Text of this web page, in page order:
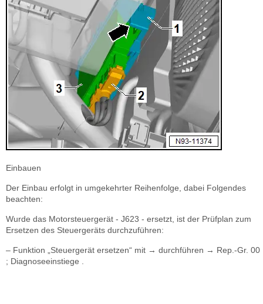
Einbauen
Der Einbau erfolgt in umgekehrter Reihenfolge, dabei Folgendes
beachten:
Wurde das Motorsteuergerät - J623 - ersetzt, ist der Prüfplan zum
Ersetzen des Steuergeräts durchzuführen:
– Funktion „Steuergerät ersetzen“ mit → durchführen → Rep.-Gr. 00
; Diagnoseeinstiege .